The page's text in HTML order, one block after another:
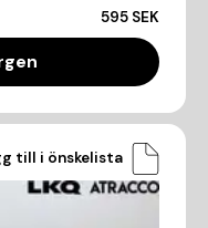
595 SEK
till i önskelista